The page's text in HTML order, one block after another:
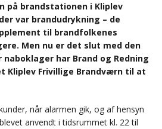
på brandstationen i Kliplev
var brandudrykning – de
til brandfolkenes
Men nu er det slut med den
har Brand og Redning
Kliplev Frivillige Brandværn til at
når alarmen gik, og af hensyn
anvendt i tidsrummet kl. 22 til